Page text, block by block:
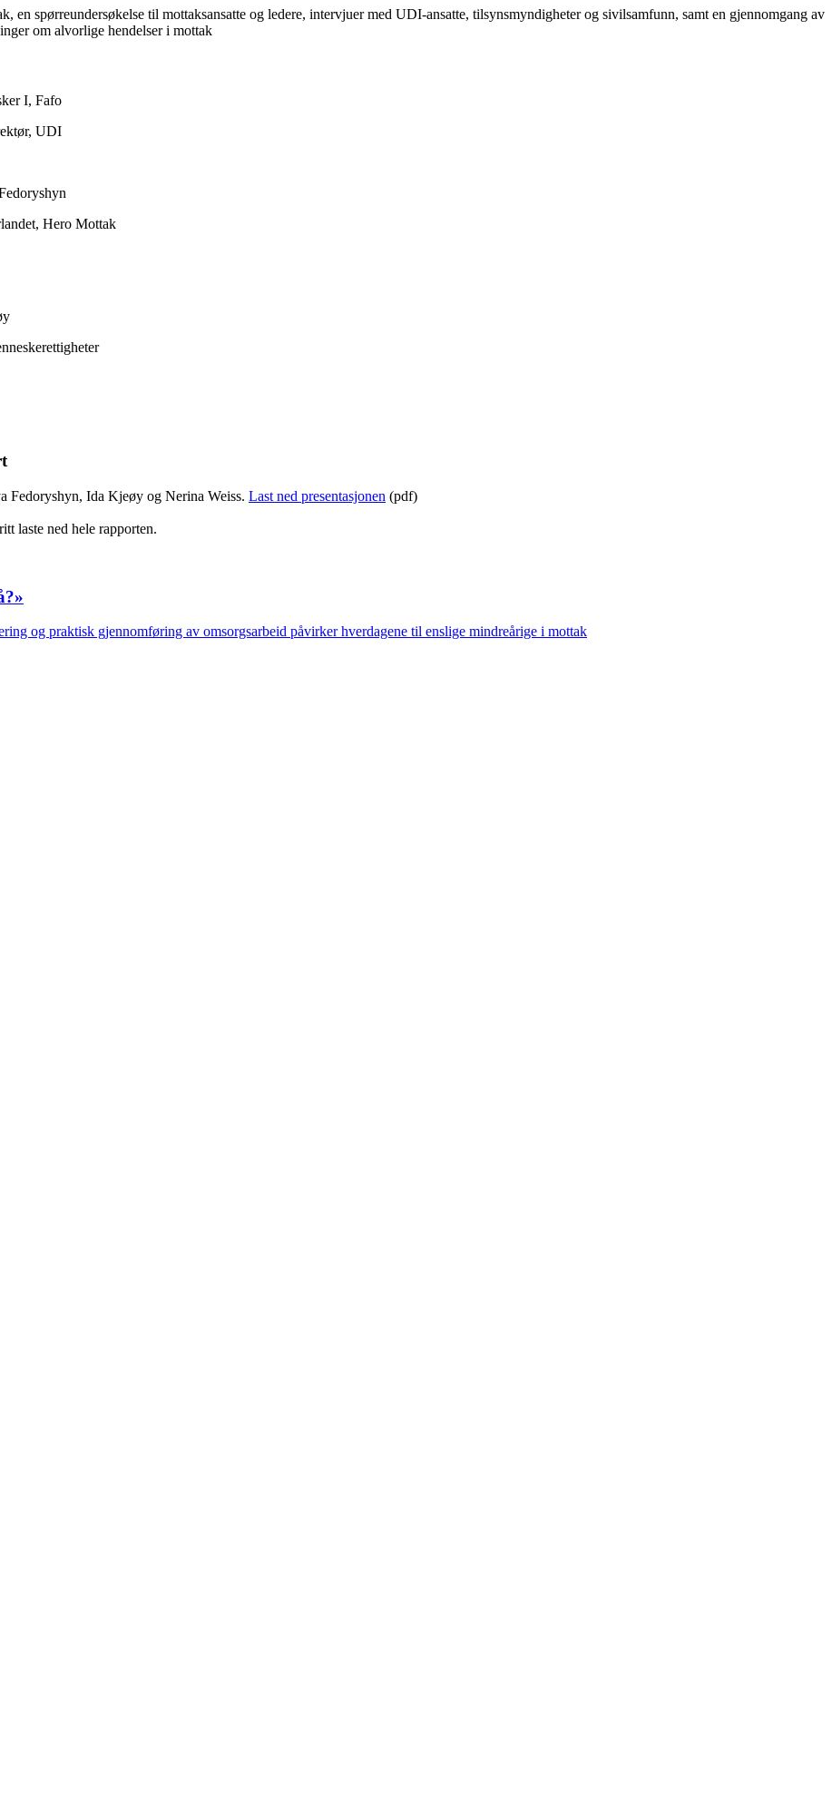
en spørreundersøkelse til mottaksansatte og ledere, intervjuer med UDI-ansatte, tilsynsmyndigheter og sivilsamfunn, samt en gjennomgang av
om alvorlige hendelser i mottak
I, Fafo
UDI
Hero Mottak
Fedoryshyn, Ida Kjeøy og Nerina Weiss. Last ned presentasjonen (pdf)
laste ned hele rapporten.
og praktisk gjennomføring av omsorgsarbeid påvirker hverdagene til enslige mindreårige i mottak